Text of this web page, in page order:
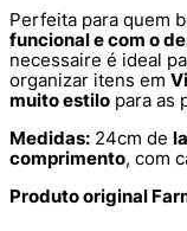
Perfeita para quem
funcional e com o
necessaire é ideal
organizar itens em
muito estilo para as
Medidas: 24cm de
comprimento, com
Produto original